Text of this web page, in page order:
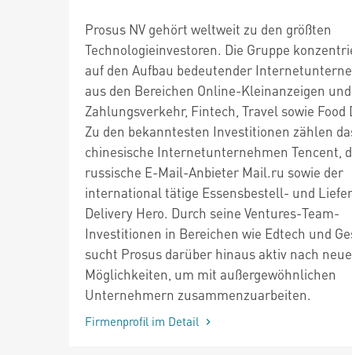
Prosus NV gehört weltweit zu den größten
Technologieinvestoren. Die Gruppe
auf den Aufbau bedeutender
aus den Bereichen Online-Kleinanzeigen
Zahlungsverkehr, Fintech, Travel sowie Food
Zu den bekanntesten Investitionen zählen
chinesische Internetunternehmen Tencent,
russische E-Mail-Anbieter Mail.ru sowie der
international tätige Essensbestell- und
Delivery Hero. Durch seine Ventures-Team-
Investitionen in Bereichen wie Edtech und
sucht Prosus darüber hinaus aktiv nach
Möglichkeiten, um mit außergewöhnlichen
Unternehmern zusammenzuarbeiten.
Firmenprofil im Detail